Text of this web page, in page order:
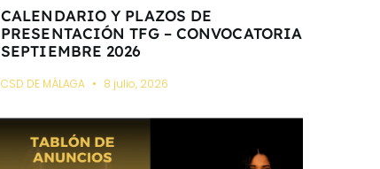
CALENDARIO Y PLAZOS DE
PRESENTACIÓN TFG – CONVOCATORIA
SEPTIEMBRE 2026
CSD DE MÁLAGA 8 julio, 2026